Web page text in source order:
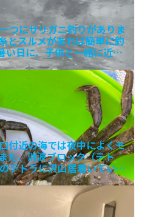
つにザリガニ釣りがありま
とスルメがあれば簡単に釣
い日に、子供と一緒に近所
付近の海では夜中によくモ
た、消波ブロック（テト
テトラに沢山居着いている